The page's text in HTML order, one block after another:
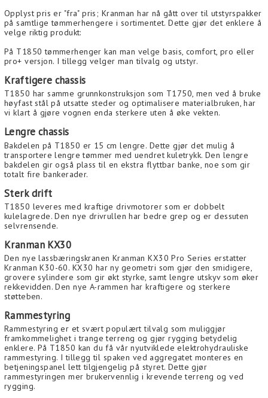
Opplyst pris er "fra" pris; Kranman har nå gått over til utstyrspakker
på samtlige tømmerhengere i sortimentet. Dette gjør det enklere å
velge riktig produkt:
På T1850 tømmerhenger kan man velge basis, comfort, pro eller
pro+ versjon. I tillegg velger man tilvalg og utstyr.
Kraftigere chassis
T1850 har samme grunnkonstruksjon som T1750, men ved å bruke
høyfast stål på utsatte steder og optimalisere materialbruken, har
vi klart å gjøre vognen enda sterkere uten å øke vekten.
Lengre chassis
Bakdelen på T1850 er 15 cm lengre. Dette gjør det mulig å
transportere lengre tømmer med uendret kuletrykk. Den lengre
bakdelen gir også plass til en ekstra flyttbar banke, noe som gir
totalt fire bankerader.
Sterk drift
T1850 leveres med kraftige drivmotorer som er dobbelt
kulelagrede. Den nye drivrullen har bedre grep og er dessuten
selvrensende.
Kranman KX30
Den nye lassbæringskranen Kranman KX30 Pro Series erstatter
Kranman K30-60. KX30 har ny geometri som gjør den smidigere,
grovere sylindere som gir økt styrke, samt lengre utskyv som øker
rekkevidden. Den nye A-rammen har kraftigere og sterkere
støtteben.
Rammestyring
Rammestyring er et svært populært tilvalg som muliggjør
framkommelighet i trange terreng og gjør rygging betydelig
enklere. På T1850 kan du få vår nyutviklede elektrohydrauliske
rammestyring. I tillegg til spaken ved aggregatet monteres en
betjeningspanel lett tilgjengelig på styret. Dette gjør
rammestyringen mer brukervennlig i krevende terreng og ved
rygging.